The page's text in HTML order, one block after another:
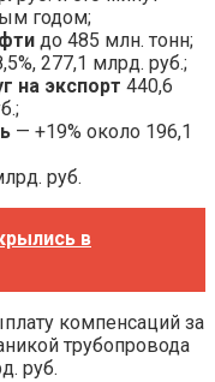
годом;
до 485 млн. тонн;
277,1 млрд. руб.;
на экспорт 440,6
— +19% около 196,1
руб.
в
компенсаций за
трубопровода
руб.